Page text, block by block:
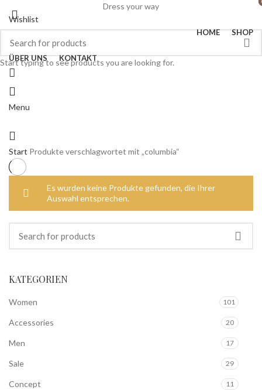
Dress your way
Wishlist
HOME SHOP
ÜBER UNS KONTAKT
Menu
KATEGORIEN
Accessories 20
Concept 11
Men 17
Sale 29
Women 101
Start Produkte verschlagwortet mit „columbia“
Es wurden keine Produkte gefunden, die Ihrer
Auswahl entsprechen.
Start typing to see products you are looking for.